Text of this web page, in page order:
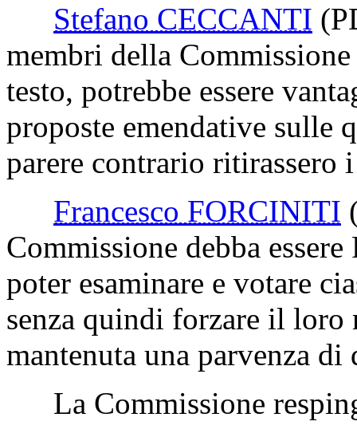
Stefano CECCANTI
membri della
testo, potrebbe essere
proposte emendative sulle
parere contrario ritirassero
Francesco FORCINITI
Commissione debba essere
poter esaminare e votare
senza quindi forzare il
mantenuta una parvenza di
La Commissione